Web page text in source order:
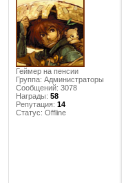
Геймер на пенсии
Группа: Администраторы
Сообщений: 3078
Награды: 58
Репутация: 14
Статус: Offline